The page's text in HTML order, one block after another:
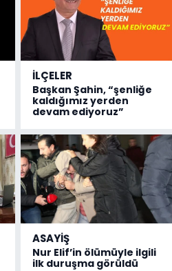
İLÇELER
Başkan Şahin, “şenliğe
kaldığımız yerden
devam ediyoruz”
ASAYİŞ
Nur Elif’in ölümüyle ilgili
ilk duruşma görüldü